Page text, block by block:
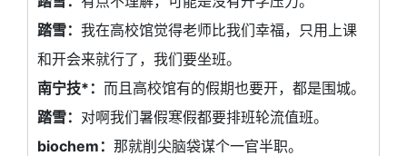
踏雪： 我在高校馆觉得老师比我们幸福，只用上课
和开会来就行了，我们要坐班。
南宁技*： 而且高校馆有的假期也要开，都是围城。
踏雪： 对啊我们暑假寒假都要排班轮流值班。
biochem： 那就削尖脑袋谋个一官半职。